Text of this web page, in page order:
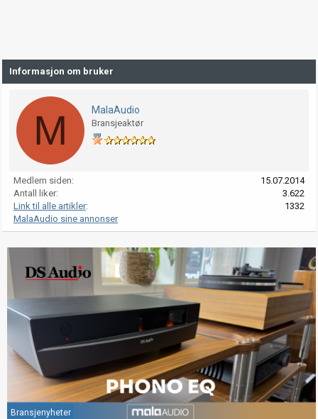
Informasjon om bruker
M MalaAudio
Bransjeaktør
Medlem siden
15.07.2014
Antall liker
3.622
Link til alle artikler
1332
MalaAudio sine annonser
Bransjenyheter